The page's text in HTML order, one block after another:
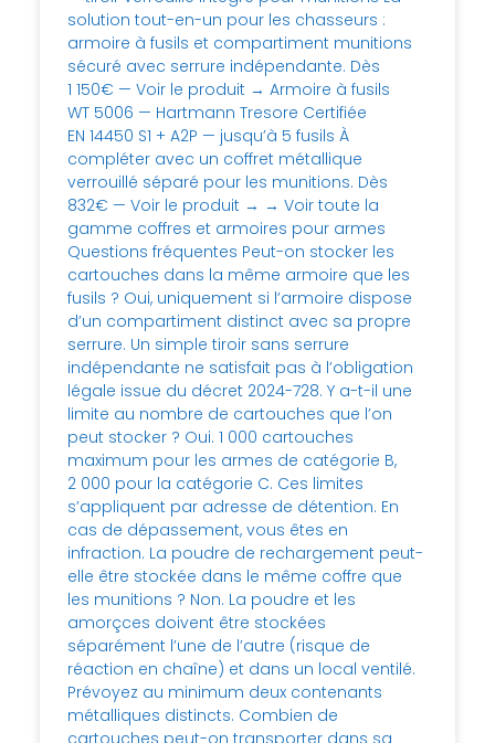
solution tout-en-un pour les chasseurs :
armoire à fusils et compartiment munitions
sécuré avec serrure indépendante. Dès
1 150€ — Voir le produit → Armoire à fusils
WT 5006 — Hartmann Tresore Certifiée
EN 14450 S1 + A2P — jusqu’à 5 fusils À
compléter avec un coffret métallique
verrouillé séparé pour les munitions. Dès
832€ — Voir le produit → → Voir toute la
gamme coffres et armoires pour armes
Questions fréquentes Peut-on stocker les
cartouches dans la même armoire que les
fusils ? Oui, uniquement si l’armoire dispose
d’un compartiment distinct avec sa propre
serrure. Un simple tiroir sans serrure
indépendante ne satisfait pas à l’obligation
légale issue du décret 2024-728. Y a-t-il une
limite au nombre de cartouches que l’on
peut stocker ? Oui. 1 000 cartouches
maximum pour les armes de catégorie B,
2 000 pour la catégorie C. Ces limites
s’appliquent par adresse de détention. En
cas de dépassement, vous êtes en
infraction. La poudre de rechargement peut-
elle être stockée dans le même coffre que
les munitions ? Non. La poudre et les
amorçces doivent être stockées
séparément l’une de l’autre (risque de
réaction en chaîne) et dans un local ventilé.
Prévoyez au minimum deux contenants
métalliques distincts. Combien de